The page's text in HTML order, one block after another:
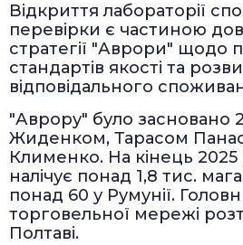
Відкриття лабораторії
перевірки є частиною
стратегії "Аврори" щодо
стандартів якості та
відповідального
"Аврору" було засновано
Жиденком, Тарасом
Клименко. На кінець
налічує понад 1,8 тис.
понад 60 у Румунії.
торговельної мережі
Полтаві.